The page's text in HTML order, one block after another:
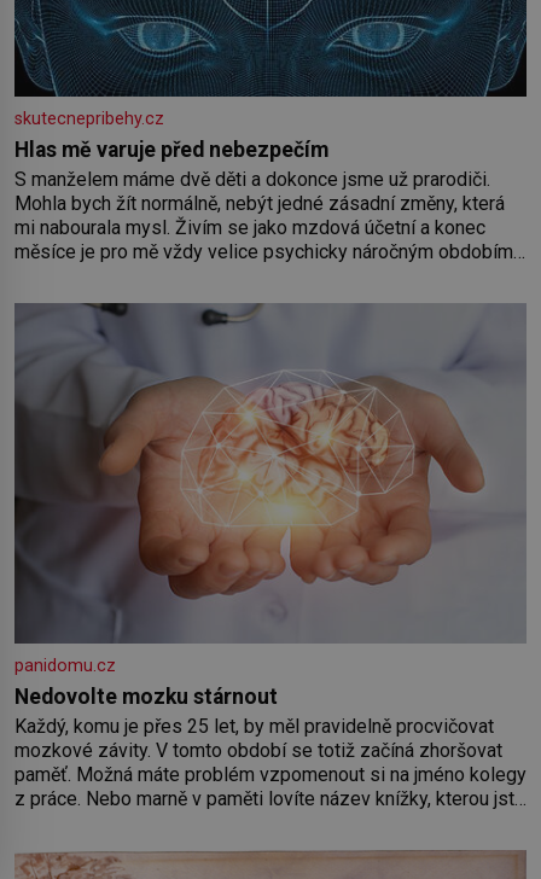
skutecnepribehy.cz
Hlas mě varuje před nebezpečím
S manželem máme dvě děti a dokonce jsme už prarodiči.
Mohla bych žít normálně, nebýt jedné zásadní změny, která
mi nabourala mysl. Živím se jako mzdová účetní a konec
měsíce je pro mě vždy velice psychicky náročným obdobím.
o pomoc, co se hlídání týče. Dalo by se
panidomu.cz
Nedovolte mozku stárnout
Každý, komu je přes 25 let, by měl pravidelně procvičovat
mozkové závity. V tomto období se totiž začíná zhoršovat
paměť. Možná máte problém vzpomenout si na jméno kolegy
z práce. Nebo marně v paměti lovíte název knížky, kterou jste
paměť rozhodla stávkovat. Cvičte